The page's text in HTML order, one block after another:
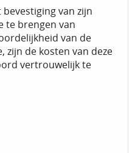
van zijn
te brengen van
van de
zijn de kosten van deze
vertrouwelijk te